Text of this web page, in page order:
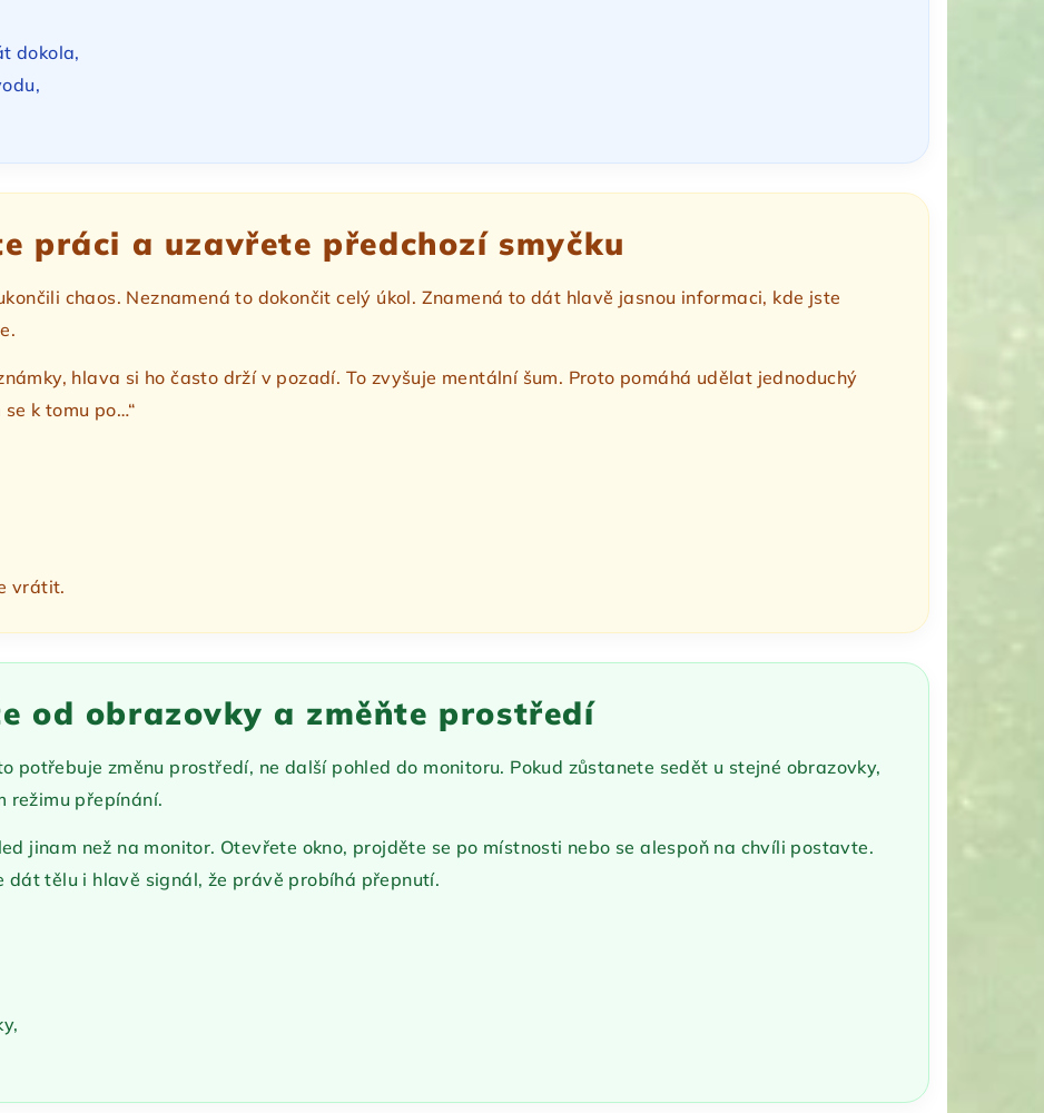
dokola,
práci a uzavřete předchozí smyčku
chaos. Neznamená to dokončit celý úkol. Znamená to dát hlavě jasnou informaci, kde jste
hlava si ho často drží v pozadí. To zvyšuje mentální šum. Proto pomáhá udělat jednoduchý
k tomu po…“
vrátit.
od obrazovky a změňte prostředí
potřebuje změnu prostředí, ne další pohled do monitoru. Pokud zůstanete sedět u stejné obrazovky,
režimu přepínání.
jinam než na monitor. Otevřete okno, projděte se po místnosti nebo se alespoň na chvíli postavte.
dát tělu i hlavě signál, že právě probíhá přepnutí.